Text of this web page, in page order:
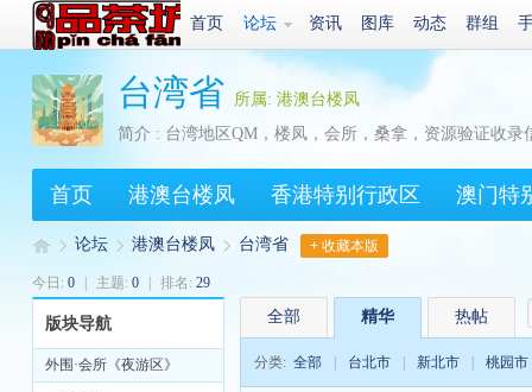
首页 论坛 资讯 图库 动态 群组
台湾省 所属: 港澳台楼凤
简介 : 台湾地区QM，楼凤，会所，桑拿，资源验证收录
首页 港澳台楼凤 香港特别行政区 澳门特
Q »
论坛
›
港澳台楼凤
›
台湾省 + 收藏本版
今日: 0 主题: 0 排名: 29
版块导航
外围·会所《夜游区》
全部 精华 热帖
分类: 全部 台北市 新北市 桃园市